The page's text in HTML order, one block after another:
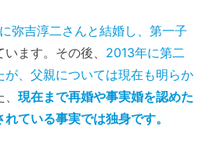
弥吉淳二さんと結婚し、第一子
います。その後、 2013年に第二
、父親については現在も明らか
現在まで再婚や事実婚を認めた
ている事実では独身です。